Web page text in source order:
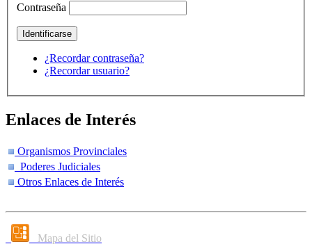
Contraseña
¿Recordar contraseña?
¿Recordar usuario?
Enlaces de Interés
Organismos Provinciales
Poderes Judiciales
Otros Enlaces de Interés
Mapa del Sitio